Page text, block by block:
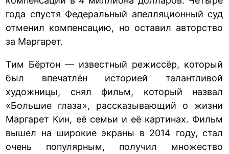
года спустя Федеральный апелляционный суд
отменил компенсацию, но оставил авторство
за Маргарет.
Тим Бёртон — известный режиссёр, который
был впечатлён историей талантливой
художницы, снял фильм, который назвал
«Большие глаза», рассказывающий о жизни
Маргарет Кин, её семьи и её картинах. Фильм
вышел на широкие экраны в 2014 году, стал
очень популярным, получил множество